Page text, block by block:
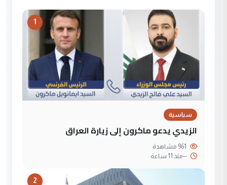
1
سياسية
الزيدي يدعو ماكرون إلى زيارة العراق
--منذ 11 ساعة
2